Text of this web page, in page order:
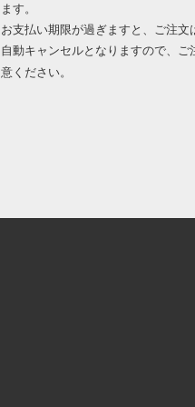
ます。
お支払い期限が過ぎますと、ご注文
自動キャンセルとなりますので、ご
意ください。